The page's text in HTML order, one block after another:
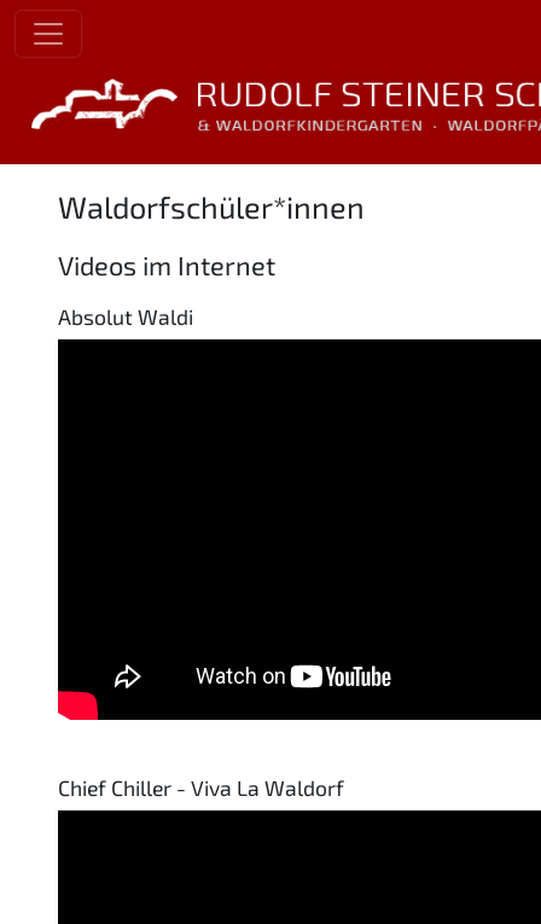
Waldorfschüler*innen
Videos im Internet
Absolut Waldi
Chief Chiller - Viva La Waldorf